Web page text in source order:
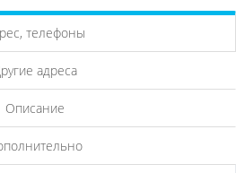
телефоны
адреса
Описание